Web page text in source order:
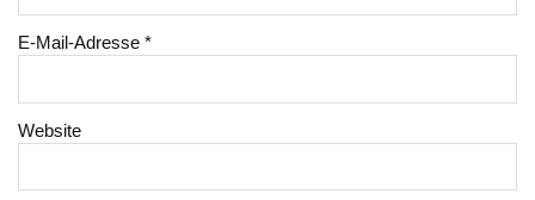
E-Mail-Adresse*
Website